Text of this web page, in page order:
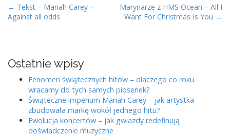
P
o
n
← Tekst – Mariah Carey –
Against all odds
Marynarze z HMS Ocean – All I
Want For Christmas Is You →
Ostatnie wpisy
Fenomen świątecznych hitów – dlaczego co roku
wracamy do tych samych piosenek?
Świąteczne imperium Mariah Carey – jak artystka
zbudowała markę wokół jednego hitu?
Ewolucja koncertów – jak gwiazdy redefinują
doświadczenie muzyczne